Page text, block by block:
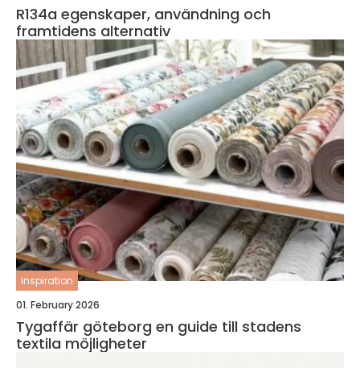
R134a egenskaper, användning och
framtidens alternativ
inspiration
01. February 2026
Tygaffär göteborg en guide till stadens
textila möjligheter